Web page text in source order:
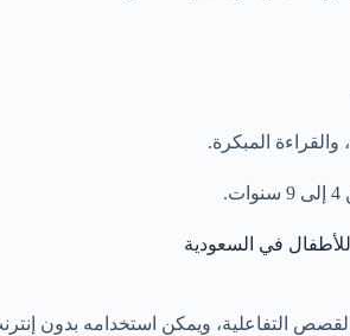
المبكرة.
في السعودية
التفاعلية، ويمكن استخدامه بدون